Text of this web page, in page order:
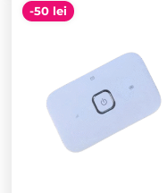
-50 lei